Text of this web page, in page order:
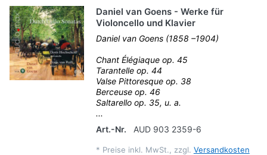
Daniel van Goens - Werke für
Violoncello und Klavier
Daniel van Goens (1858 –1904)
Chant Élégiaque op. 45
Tarantelle op. 44
Valse Pittoresque op. 38
Berceuse op. 46
Saltarello op. 35, u. a.
...
Art.-Nr.
AUD 903 2359-6
* Preise inkl. MwSt., zzgl. Versandkosten